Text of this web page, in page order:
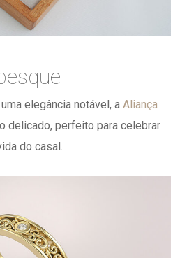
II
elegância notável, aAliança
delicado, perfeito para celebrar
do casal.